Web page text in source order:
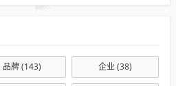
品牌(143) 企业(38)